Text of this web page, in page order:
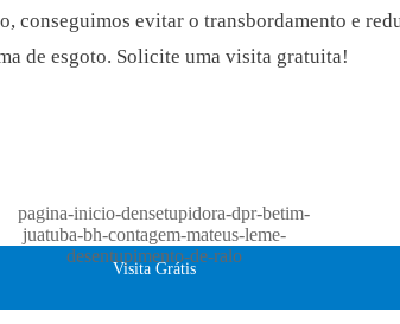
conseguimos evitar o transbordamento e
de esgoto. Solicite uma visita gratuita!
Visita Grátis